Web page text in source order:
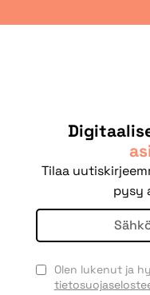
Tilaa
pysy
Olen lukenut ja